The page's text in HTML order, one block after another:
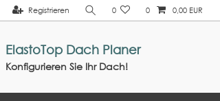
Registrieren 0 0 0,00 EUR
ElastoTop Dach Planer
Konfigurieren Sie Ihr Dach!